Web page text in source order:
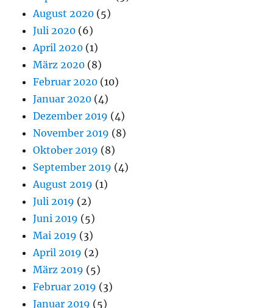
August 2020 (5)
Juli 2020 (6)
April 2020 (1)
März 2020 (8)
Februar 2020 (10)
Januar 2020 (4)
Dezember 2019 (4)
November 2019 (8)
Oktober 2019 (8)
September 2019 (4)
August 2019 (1)
Juli 2019 (2)
Juni 2019 (5)
Mai 2019 (3)
April 2019 (2)
März 2019 (5)
Februar 2019 (3)
Januar 2019 (5)